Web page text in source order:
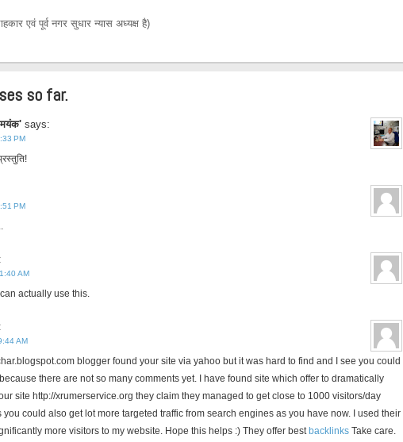
एवं पूर्व नगर सुधार न्यास अध्यक्ष है)
so far.
'मयंक' says:
PM
PM
AM
actually use this.
AM
blogger found your site via yahoo but it was hard to find and I see you could
there are not so many comments yet. I have found site which offer to dramatically
site http://xrumerservice.org they claim they managed to get close to 1000 visitors/day
could also get lot more targeted traffic from search engines as you have now. I used their
more visitors to my website. Hope this helps :) They offer best backlinks Take care.